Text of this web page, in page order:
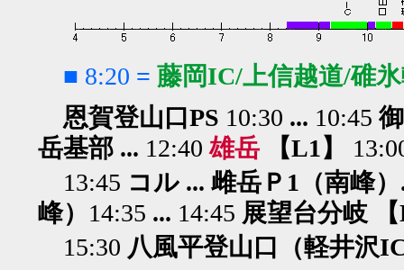
■ 8:20 = 藤岡IC/上信越道/碓
恩賀登山口PS 10:30 ... 10:45
岳基部 ... 12:40雄岳 【L1】
13:45 コル ... 雌岳Ｐ1（南峰
峰） 14:35 ... 14:45 展望台分岐
15:30 八風平登山口（軽井沢